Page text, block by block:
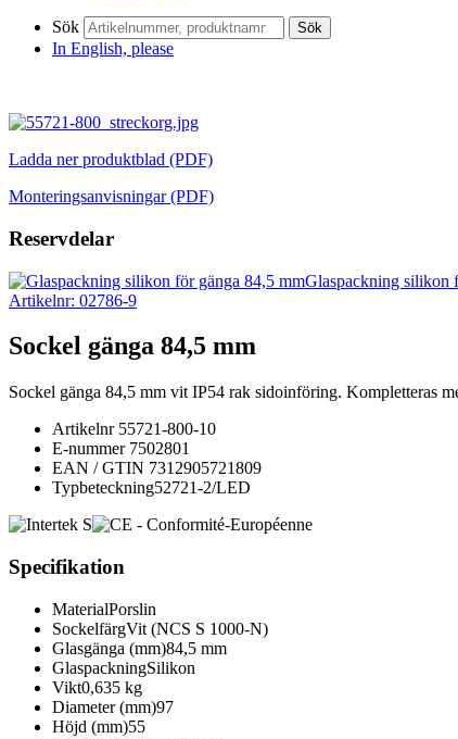
Sök Sök
In English, please
Ladda ner produktblad (PDF)
Monteringsanvisningar (PDF)
Reservdelar
Glaspackning silikon
Artikelnr: 02786-9
Sockel gänga 84,5 mm
Sockel gänga 84,5 mm vit IP54 rak sidoinföring. Kompletteras
Artikelnr55721-800-10
E-nummer7502801
EAN / GTIN 7312905721809
Typbeteckning52721-2/LED
Specifikation
MaterialPorslin
SockelfärgVit (NCS S 1000-N)
Glasgänga (mm)84,5 mm
GlaspackningSilikon
Vikt0,635 kg
Diameter (mm)97
Höjd (mm)55